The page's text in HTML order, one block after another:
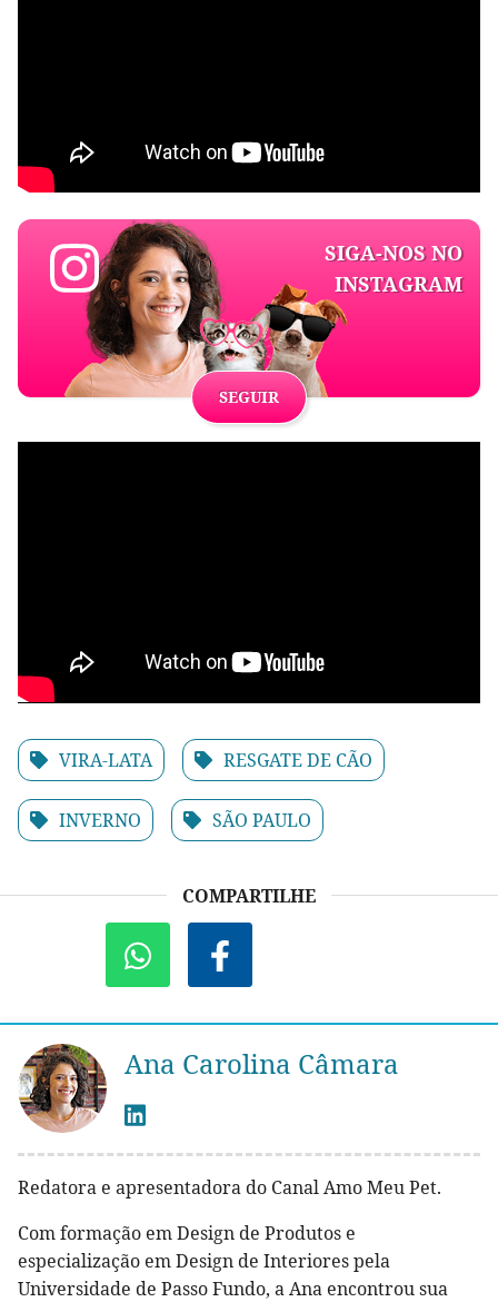
SIGA-NOS NO
INSTAGRAM
SEGUIR
VIRA-LATA RESGATE DE CÃO
INVERNO SÃO PAULO
COMPARTILHE
Ana Carolina Câmara
Redatora e apresentadora do Canal Amo Meu Pet.
Com formação em Design de Produtos e
especialização em Design de Interiores pela
Universidade de Passo Fundo, a Ana encontrou sua